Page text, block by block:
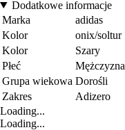
Dodatkowe informacje
Marka
adidas
Kolor
onix/soltur
Kolor
Szary
Płeć
Mężczyzna
Grupa wiekowa Dorośli
Zakres
Adizero
Loading...
Loading...